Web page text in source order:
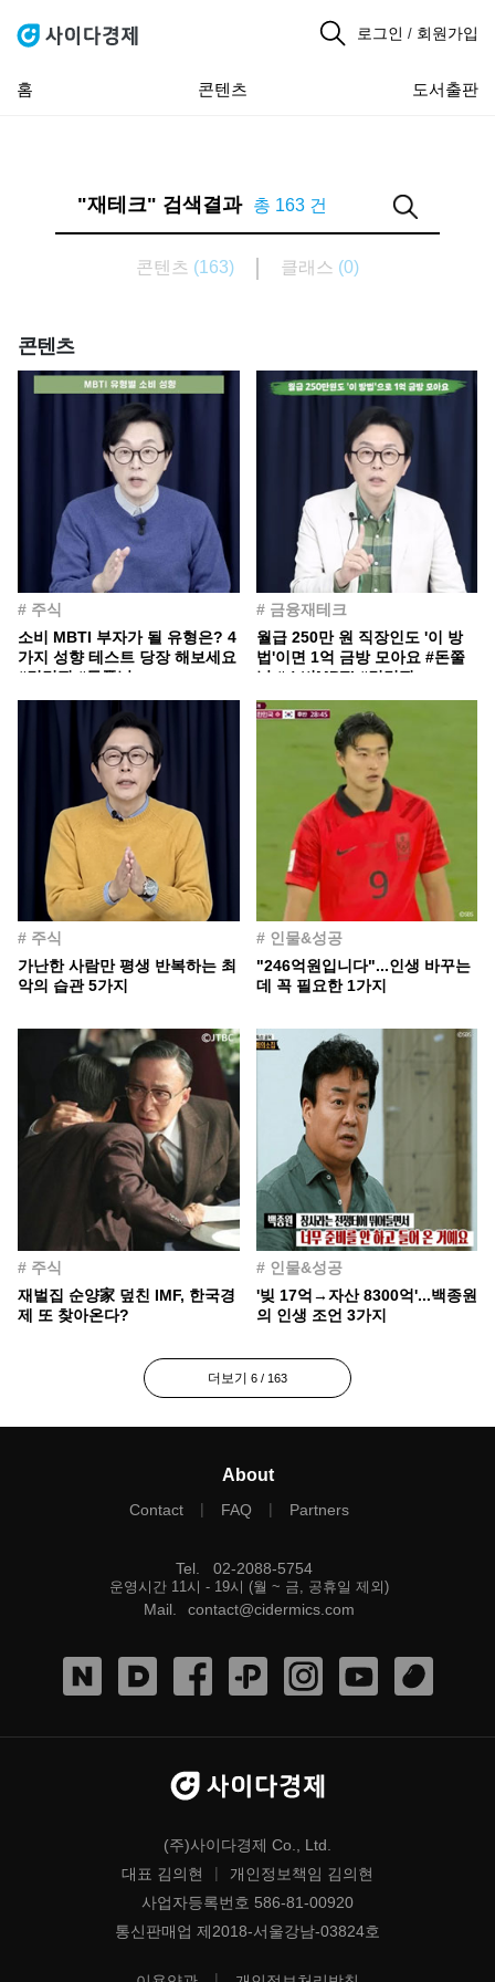
로그인 / 회원가입
홈 콘텐츠 도서출판
"재테크" 검색결과 총 163 건
콘텐츠 (163) 클래스 (0)
콘텐츠
# 주식
소비 MBTI 부자가 될 유형은? 4
가지 성향 테스트 당장 해보세요
#김경필 #돈쭐남
# 금융재테크
월급 250만 원 직장인도 '이 방
법'이면 1억 금방 모아요 #돈쭐
남 #소비MBTI #김경필
# 주식
가난한 사람만 평생 반복하는 최
악의 습관 5가지
# 인물&성공
"246억원입니다"...인생 바꾸는
데 꼭 필요한 1가지
# 주식
재벌집 순양家 덮친 IMF, 한국경
제 또 찾아온다?
# 인물&성공
'빚 17억→자산 8300억'...백종원
의 인생 조언 3가지
더보기 6 / 163
About
Contact | FAQ | Partners
Tel 02-2088-5754
운영시간 11시 - 19시 (월 ~ 금, 공휴일 제외)
Mail contact@cidermics.com
(주)사이다경제 Co., Ltd.
대표 김의현
|
개인정보책임 김의현
사업자등록번호 586-81-00920
통신판매업 제2018-서울강남-03824호